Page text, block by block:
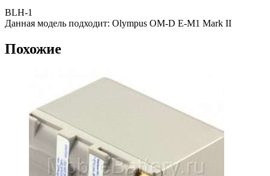
BLH-1
Данная модель подходит: Olympus OM-D E-M1 Mark II
Похожие